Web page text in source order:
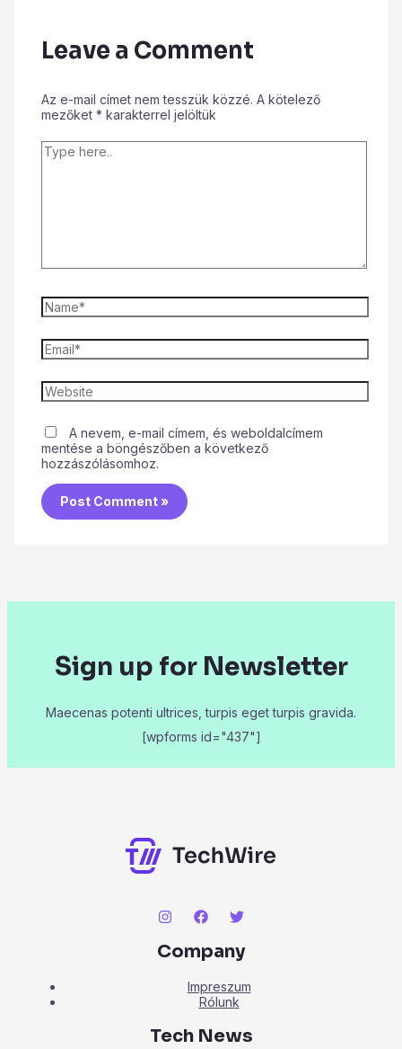
Leave a Comment
Az e-mail címet nem tesszük közzé. A kötelező
mezőket * karakterrel jelöltük
A nevem, e-mail címem, és weboldalcímem
mentése a böngészőben a következő
hozzászólásomhoz.
Sign up for Newsletter
Maecenas potenti ultrices, turpis eget turpis gravida.
[wpforms id="437"]
Company
Impreszum
Rólunk
Tech News